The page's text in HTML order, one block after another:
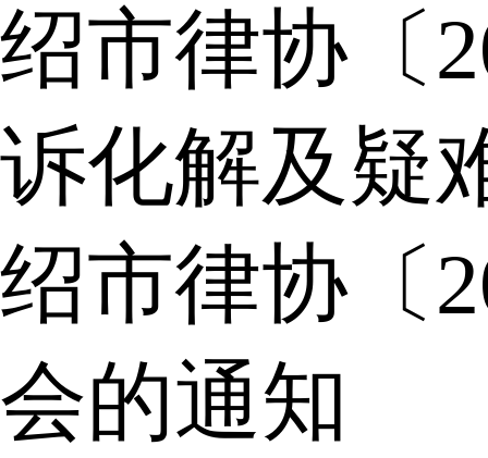
绍市律协〔
诉化解及疑
绍市律协〔
会的通知